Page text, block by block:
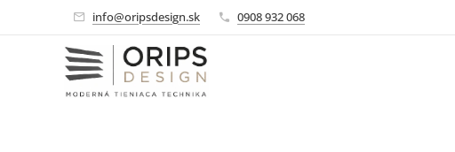
info@oripsdesign.sk 0908 932 068